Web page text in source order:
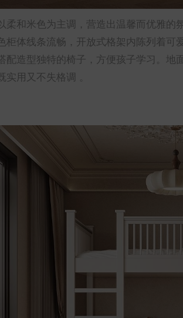
柔和米色为主调，营造出温馨而优雅
柜体线条流畅，开放式格架内陈列着
配造型独特的椅子，方便孩子学习。
用又不失格调 。